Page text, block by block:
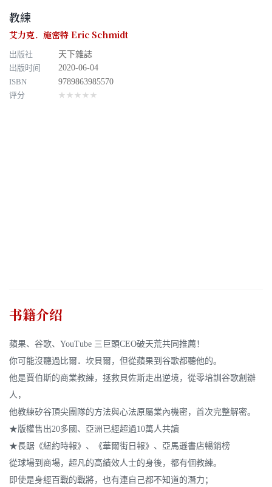
教練
艾力克．施密特 Eric Schmidt
出版社
天下雜誌
出版时间
2020-06-04
ISBN
9789863985570
评分
★★★★★
书籍介绍
蘋果、谷歌、YouTube 三巨頭CEO破天荒共同推薦！
你可能沒聽過比爾．坎貝爾，但從蘋果到谷歌都聽他的。
他是賈伯斯的商業教練，拯救貝佐斯走出逆境，從零培訓谷歌創辦
人，
他教練矽谷頂尖團隊的方法與心法原屬業內機密，首次完整解密。
★版權售出20多國、亞洲已經超過10萬人共讀
★長踞《紐約時報》、《華爾街日報》、亞馬遜書店暢銷榜
從球場到商場，超凡的高績效人士的身後，都有個教練。
即使是身經百戰的戰將，也有連自己都不知道的潛力；